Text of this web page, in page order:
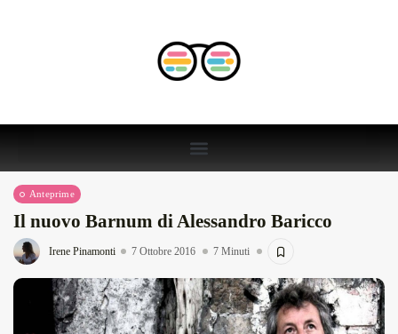
Anteprime
Il nuovo Barnum di Alessandro Baricco
Irene Pinamonti 7 Ottobre 2016 7 Minuti